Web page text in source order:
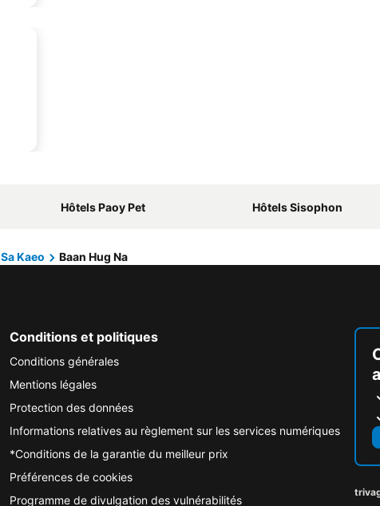
Hôtels Paoy Pet Hôtels Sisophon
Sa Kaeo Baan Hug Na
Conditions et politiques
Conditions générales
Mentions légales
Protection des données
Informations relatives au règlement sur les services numériques
*Conditions de la garantie du meilleur prix
Préférences de cookies
Programme de divulgation des vulnérabilités